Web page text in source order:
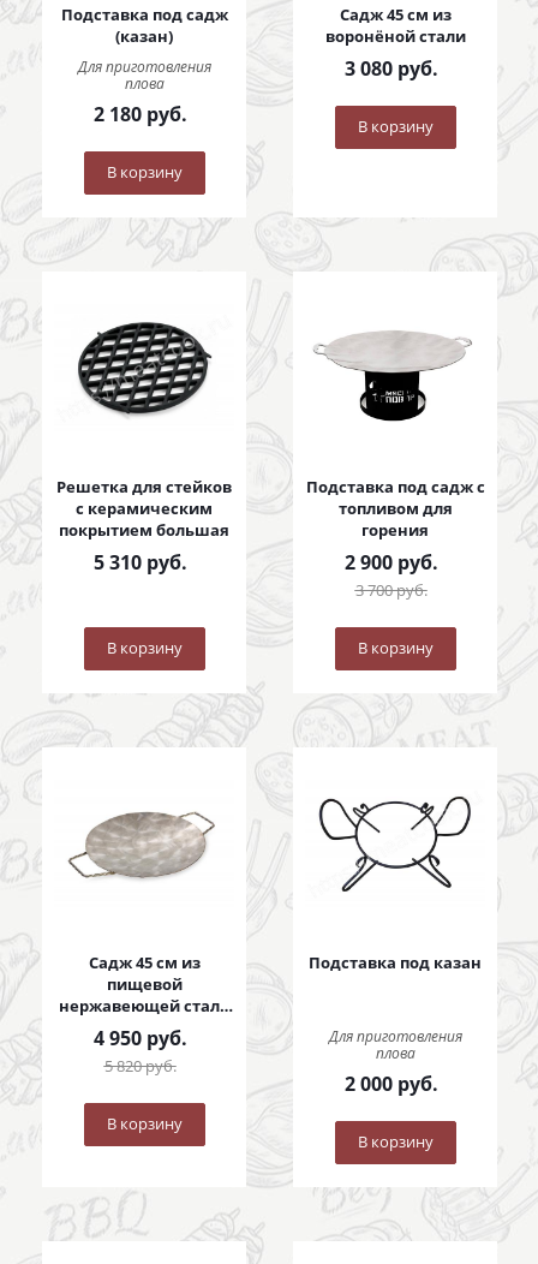
Подставка под садж
(казан)
Для приготовления
плова
2 180руб.
В корзину
Садж 45 см из
воронёной стали
3 080руб.
В корзину
Решетка для стейков
с керамическим
покрытием большая
5 310руб.
В корзину
Подставка под садж с
топливом для
горения
2 900руб.
3 700руб.
В корзину
Садж 45 см из
пищевой
нержавеющей стали
с коваными ручками
4 950руб.
5 820руб.
В корзину
Подставка под казан
Для приготовления
плова
2 000руб.
В корзину